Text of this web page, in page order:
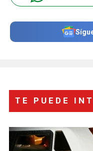
TE PUEDE